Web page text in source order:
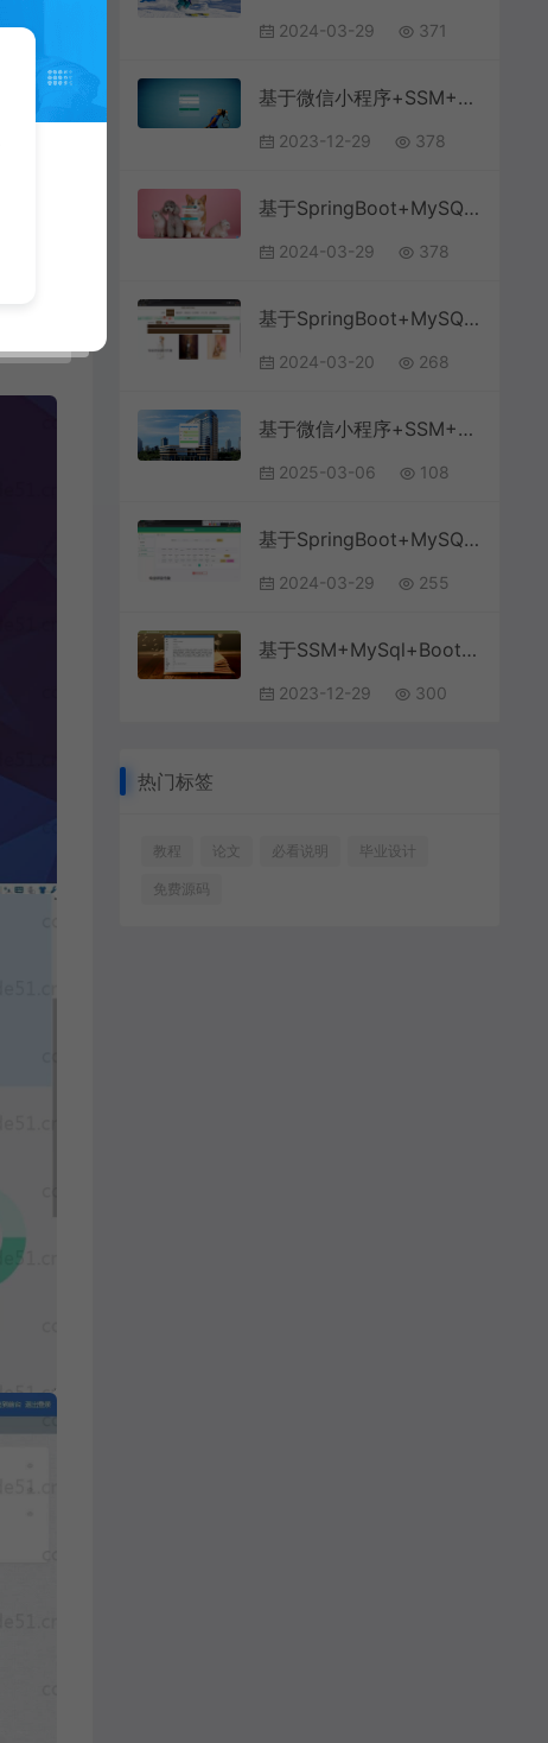
2024-03-29 371
基于微信小程序+SSM+MySQL的高校体育馆管理小程序(附论文)
2023-12-29 378
基于SpringBoot+MySQL+Vue.js的宠物综合服务系统(附论文)
2024-03-29 378
基于SpringBoot+MySQL+Vue.js的知识网站系统(附论文)
2024-03-20 268
基于微信小程序+SSM+MySQL的医院核酸检测服务系统(附论文)
2025-03-06 108
基于SpringBoot+MySQL+Vue.js的学生宿舍维修系统(附论文)
2024-03-29 255
基于SSM+MySql+Bootstrap+JSP的图书馆管理系统(附论文)
2023-12-29 300
热门标签
教程 论文 必看说明 毕业设计
免费源码